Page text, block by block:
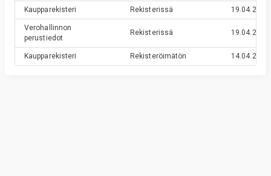
Kaupparekisteri Rekisterissä 19.04.2023
Verohallinnon
perustiedot
Rekisterissä 19.04.2023
Kaupparekisteri Rekisteröimätön 14.04.2023